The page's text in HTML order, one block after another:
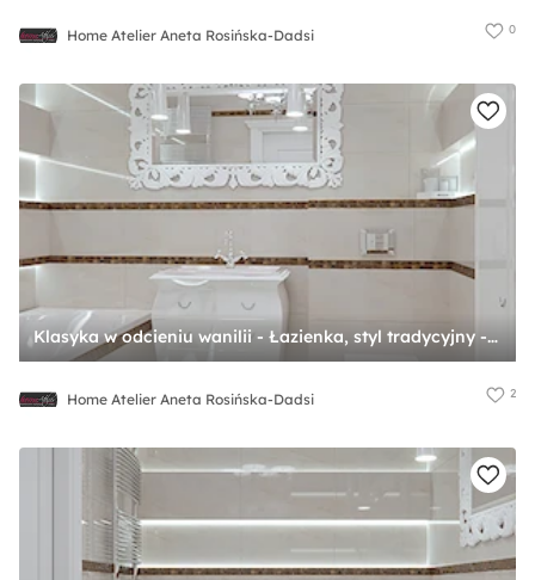
Home Atelier Aneta Rosińska-Dadsi 0
Klasyka w odcieniu wanilii - Łazienka, styl tradycyjny - zdjęcie od Home Atelier Aneta Rosińska-Dadsi
Home Atelier Aneta Rosińska-Dadsi 2